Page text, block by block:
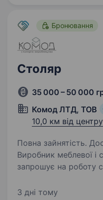
фрезерування торців,…
Бронювання
Столяр
35 000 – 50 000
Комод ЛТД, ТОВ
10,0 км від центру
Повна зайнятість.
Виробник меблевої і
запрошує на роботу столярів.
виготовлення
3 дні тому